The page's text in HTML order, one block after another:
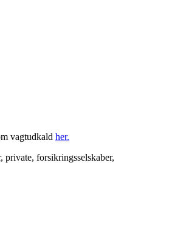
vagtudkald her.
forsikringsselskaber,